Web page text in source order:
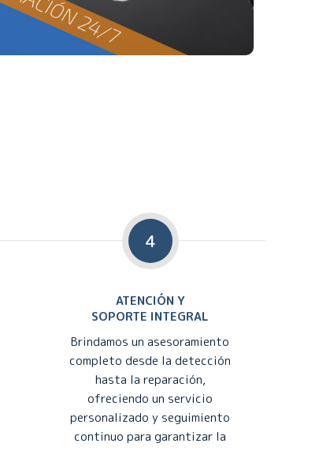
4
ATENCIÓN Y
SOPORTE INTEGRAL
Brindamos un asesoramiento
completo desde la detección
hasta la reparación,
ofreciendo un servicio
personalizado y seguimiento
continuo para garantizar la